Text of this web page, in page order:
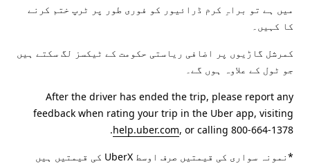
میں ہے تو براہِ کرم ڈرائیور کو فوری طور پر ٹرپ ختم کرنے
کا کہیں۔
کمرشل گاڑیوں پر اضافی ریاستی حکومت کے ٹیکسز لگ سکتے ہیں
جو ٹول کے علاوہ ہوں گے۔
After the driver has ended the trip, please report any
feedback when rating your trip in the Uber app, visiting
help.uber.com, or calling 800-664-1378.
*نمونہ سواری کی قیمتیں صرف اوسط UberX کی قیمتیں ہیں